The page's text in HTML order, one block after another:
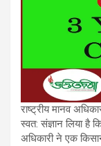
राष्ट्रीय मानव
स्वत: संज्ञान लिया
अधिकारी ने एक